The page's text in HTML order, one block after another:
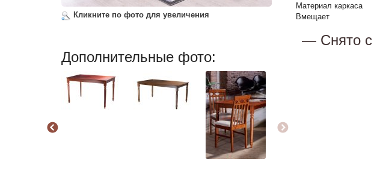
Кликните по фото для увеличения
Дополнительные фото:
Материал каркаса
Вмещает
— Снято с